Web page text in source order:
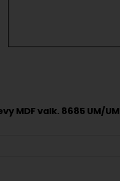
MDF valk. 8685 UM/UM